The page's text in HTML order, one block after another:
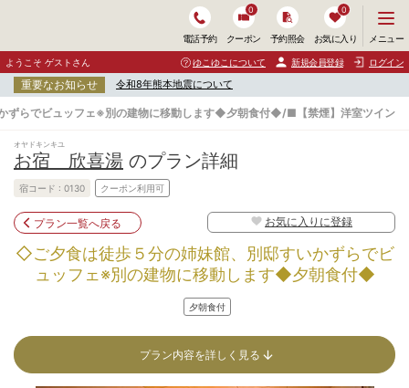
電話予約 クーポン
0
予約照会 お気に入り
0
ニ
ュ
ー
開
く
メニュー
ようこそ ゲストさん ゆこゆこについて 新規会員登録 ログイン
重要なお知らせ 令和8年熊本地震について
ずらでビュッフェ※別の建物に移動します◆夕朝食付◆/■【禁煙】洋室ツイン
オヤドキンキユ
お宿 欣喜湯 のプラン詳細
宿コード : 0130 クーポン利用可
プラン一覧へ戻る お気に入りに登録
◇ご夕食は徒歩５分の姉妹館、別邸すいかずらでビ
ュッフェ※別の建物に移動します◆夕朝食付◆
夕朝食付
プラン内容を詳しく見る